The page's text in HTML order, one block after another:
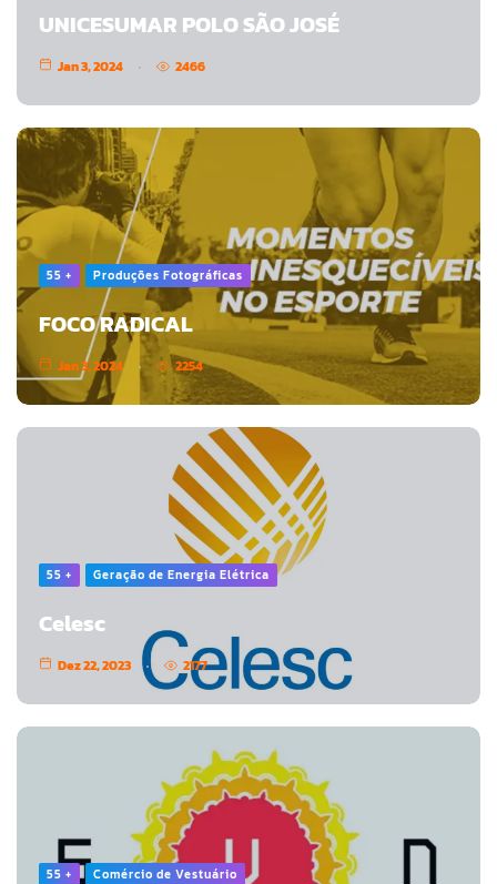
UNICESUMAR POLO SÃO JOSÉ
Jan 3, 2024 2466
55 + Produções Fotográficas
FOCO RADICAL
Jan 3, 2024 2254
55 + Geração de Energia Elétrica
Celesc
Dez 22, 2023 2177
55 + Comércio de Vestuário